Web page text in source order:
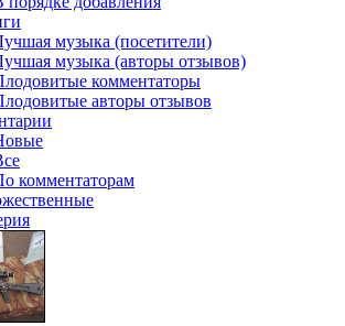
музыка (посетители)
музыка (авторы отзывов)
комментаторы
авторы отзывов
комментаторам